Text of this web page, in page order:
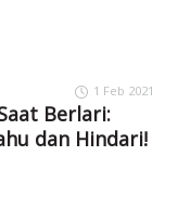
1 Feb 2021
Berlari:
dan Hindari!